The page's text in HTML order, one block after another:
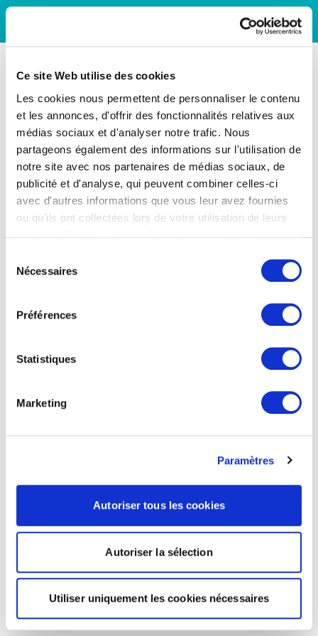
Ce site Web utilise des cookies
Les cookies nous permettent de personnaliser le contenu
et les annonces, d'offrir des fonctionnalités relatives aux
médias sociaux et d'analyser notre trafic. Nous
partageons également des informations sur l'utilisation de
notre site avec nos partenaires de médias sociaux, de
publicité et d'analyse, qui peuvent combiner celles-ci
avec d'autres informations que vous leur avez fournies
ou qu'ils ont collectées lors de votre utilisation de leurs
Nécessaires
Préférences
Statistiques
Marketing
Paramètres
Autoriser tous les cookies
Autoriser la sélection
Utiliser uniquement les cookies nécessaires